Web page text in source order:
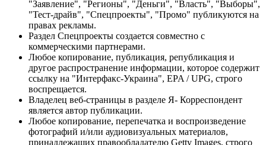
"Заявление", "Регионы", "Деньги", "Власть", "Выборы",
"Тест-драйв", "Спецпроекты", "Промо" публикуются на
правах рекламы.
Раздел Спецпроекты создается совместно с
коммерческими партнерами.
Любое копирование, публикация, републикация и
другое распространение информации, которое содержит
ссылку на "Интерфакс-Украина", EPA / UPG, строго
воспрещается.
Владелец веб-страницы в разделе Я- Корреспондент
является автор публикации.
Любое копирование, перепечатка и воспроизведение
фотографий и/или аудиовизуальных материалов,
принадлежащих правообладателю Getty Images, строго